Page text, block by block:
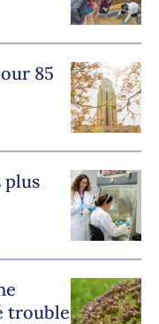
85
plus
trouble